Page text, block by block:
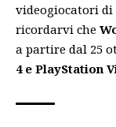
videogiocatori di
ricordarvi che
a partire dal 25
4 e PlayStation